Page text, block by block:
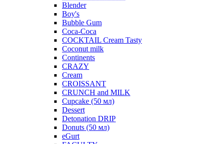
Blender
Boy's
Bubble Gum
Coca-Coca
COCKTAIL Cream Tasty
Coconut milk
Continents
CRAZY
Cream
CROISSANT
CRUNCH and MILK
Cupcake (50 мл)
Dessert
Detonation DRIP
Donuts (50 мл)
eGurt